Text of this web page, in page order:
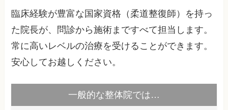
臨床経験が豊富な国家資格（柔道整復師）を持っ
た院長が、問診から施術まですべて担当します。
常に高いレベルの治療を受けることができます。
安心してお越しください。
一般的な整体院では…